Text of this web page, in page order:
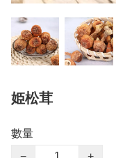
姫松茸
數量